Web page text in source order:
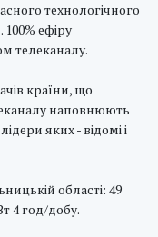
технологічного
ефіру
телеканалу.
країни, що
наповнюють
яких - відомі і
області: 49
4 год/добу.